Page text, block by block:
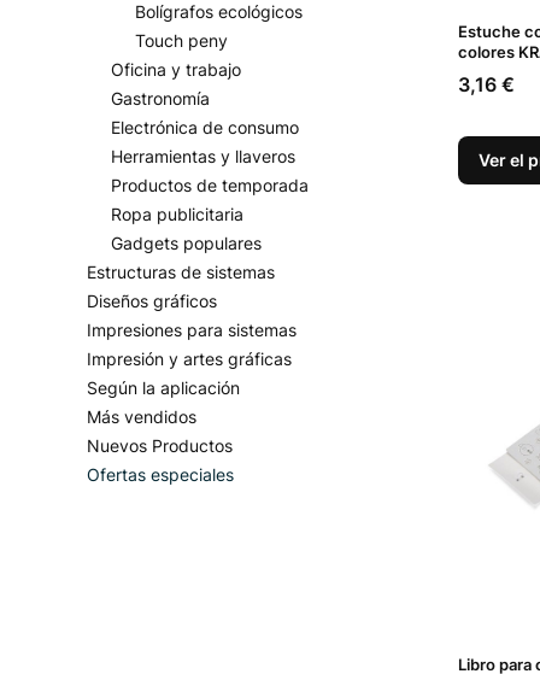
Bolígrafos ecológicos
Touch peny
Oficina y trabajo
Gastronomía
Electrónica de consumo
Herramientas y llaveros
Productos de temporada
Ropa publicitaria
Gadgets populares
Estructuras de sistemas
Diseños gráficos
Impresiones para sistemas
Impresión y artes gráficas
Según la aplicación
Más vendidos
Nuevos Productos
Ofertas especiales
Estuche
colores
Precio
3,16 €
Ver el
Libro para